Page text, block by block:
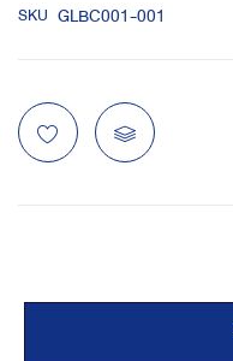
SKU GLBC001-001